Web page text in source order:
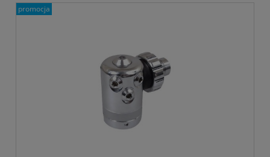
promocja